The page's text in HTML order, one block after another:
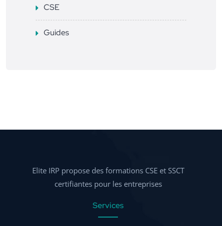
CSE
Guides
Elite IRP propose des formations CSE et SSCT
certifiantes pour les entreprises
Services